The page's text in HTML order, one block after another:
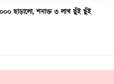
ছাড়ালো, শনাক্ত ৩ লাখ ছুঁই ছুঁই